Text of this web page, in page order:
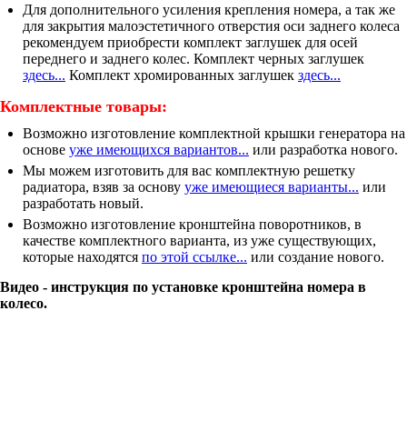
Для дополнительного усиления крепления номера, а так же
для закрытия малоэстетичного отверстия оси заднего колеса
рекомендуем приобрести комплект заглушек для осей
переднего и заднего колес. Комплект черных заглушек
здесь... Комплект хромированных заглушек здесь...
Комплектные товары:
Возможно изготовление комплектной крышки генератора на
основе уже имеющихся вариантов... или разработка нового.
Мы можем изготовить для вас комплектную решетку
радиатора, взяв за основу уже имеющиеся варианты... или
разработать новый.
Возможно изготовление кронштейна поворотников, в
качестве комплектного варианта, из уже существующих,
которые находятся по этой ссылке... или создание нового.
Видео - инструкция по установке кронштейна номера в
колесо.